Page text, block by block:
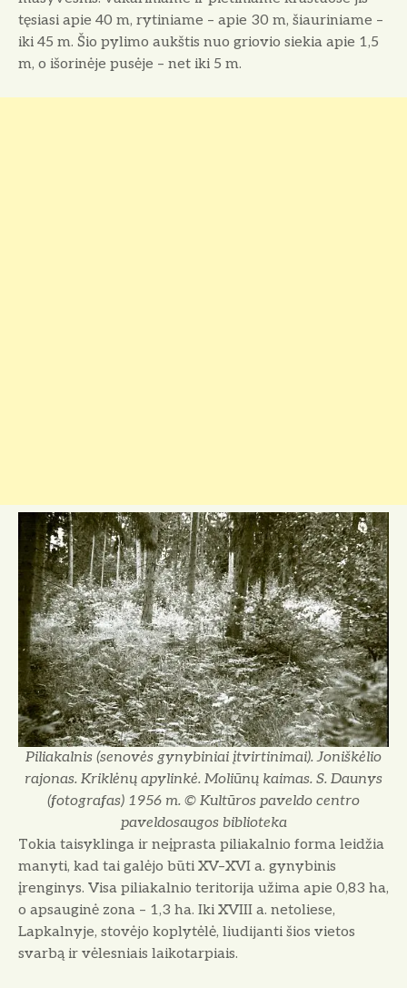
tęsiasi apie 40 m, rytiniame – apie 30 m, šiauriniame –
iki 45 m. Šio pylimo aukštis nuo griovio siekia apie 1,5
m, o išorinėje pusėje – net iki 5 m.
Piliakalnis (senovės gynybiniai įtvirtinimai). Joniškėlio
rajonas. Kriklėnų apylinkė. Moliūnų kaimas. S. Daunys
(fotografas) 1956 m. © Kultūros paveldo centro
paveldosaugos biblioteka
Tokia taisyklinga ir neįprasta piliakalnio forma leidžia
manyti, kad tai galėjo būti XV–XVI a. gynybinis
įrenginys. Visa piliakalnio teritorija užima apie 0,83 ha,
o apsauginė zona – 1,3 ha. Iki XVIII a. netoliese,
Lapkalnyje, stovėjo koplytėlė, liudijanti šios vietos
svarbą ir vėlesniais laikotarpiais.